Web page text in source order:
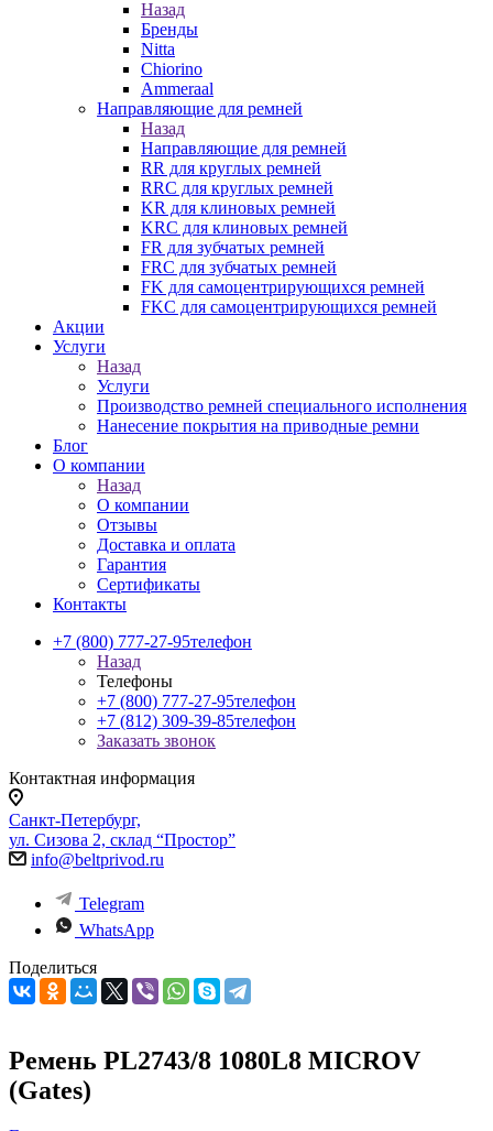
Назад
Бренды
Nitta
Chiorino
Ammeraal
Направляющие для ремней
Назад
Направляющие для ремней
RR для круглых ремней
RRC для круглых ремней
KR для клиновых ремней
KRC для клиновых ремней
FR для зубчатых ремней
FRC для зубчатых ремней
FK для самоцентрирующихся ремней
FKC для самоцентрирующихся ремней
Акции
Услуги
Назад
Услуги
Производство ремней специального исполнения
Нанесение покрытия на приводные ремни
Блог
О компании
Назад
О компании
Отзывы
Доставка и оплата
Гарантия
Сертификаты
Контакты
+7 (800) 777-27-95телефон
Назад
Телефоны
+7 (800) 777-27-95телефон
+7 (812) 309-39-85телефон
Заказать звонок
Контактная информация
Санкт-Петербург,
ул. Сизова 2, склад “Простор”
info@beltprivod.ru
Telegram
WhatsApp
Поделиться
Ремень PL2743/8 1080L8 MICROV
(Gates)